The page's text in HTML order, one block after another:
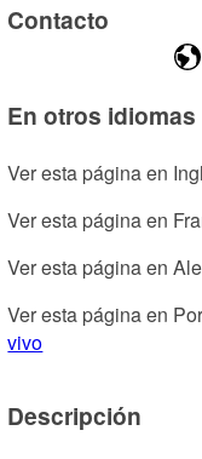
Contacto
En otros idiomas
Ver esta página en
Ver esta página en
Ver esta página en
Ver esta página en
vivo
Descripción